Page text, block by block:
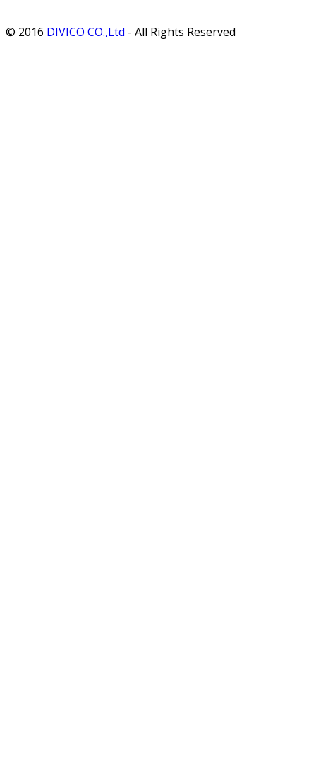
© 2016 DIVICO CO.,Ltd - All Rights Reserved